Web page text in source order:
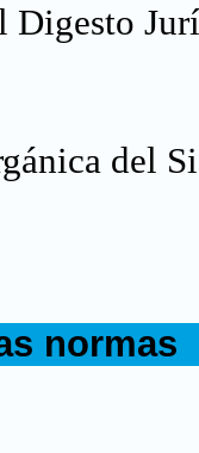
Digesto
del
normas